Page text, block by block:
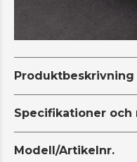
Produktbeskrivning
Specifikationer och
Modell/Artikelnr.